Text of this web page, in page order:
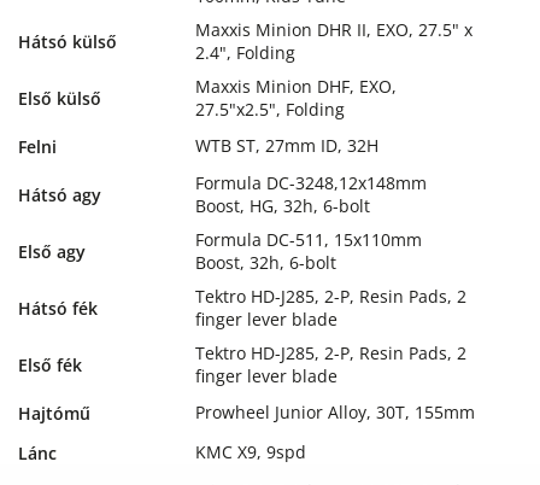
Hátsó külső
Maxxis Minion DHR II, EXO, 27.5" x
2.4", Folding
Első külső
Maxxis Minion DHF, EXO,
27.5"x2.5", Folding
Felni
WTB ST, 27mm ID, 32H
Hátsó agy
Formula DC-3248,12x148mm
Boost, HG, 32h, 6-bolt
Első agy
Formula DC-511, 15x110mm
Boost, 32h, 6-bolt
Hátsó fék
Tektro HD-J285, 2-P, Resin Pads, 2
finger lever blade
Első fék
Tektro HD-J285, 2-P, Resin Pads, 2
finger lever blade
Hajtómű
Prowheel Junior Alloy, 30T, 155mm
Lánc
KMC X9, 9spd